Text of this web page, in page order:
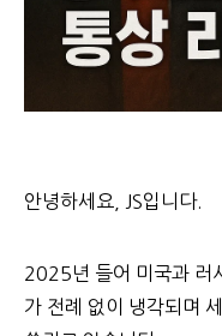
안녕하세요, JS입니다.
2025년 들어 미국과 러
가 전례 없이 냉각되며